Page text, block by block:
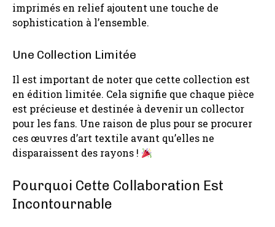
imprimés en relief ajoutent une touche de
sophistication à l’ensemble.
Une Collection Limitée
Il est important de noter que cette collection est
en édition limitée. Cela signifie que chaque pièce
est précieuse et destinée à devenir un collector
pour les fans. Une raison de plus pour se procurer
ces œuvres d’art textile avant qu’elles ne
disparaissent des rayons !
Pourquoi Cette Collaboration Est
Incontournable